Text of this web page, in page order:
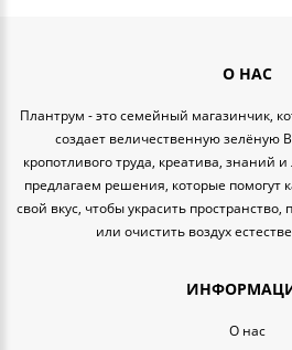
О НАС
Плантрум - это семейный магазинчик,
создает величественную
кропотливого труда, креатива, знаний
предлагаем решения, которые помогут
свой вкус, чтобы украсить
или очистить воздух
O нас